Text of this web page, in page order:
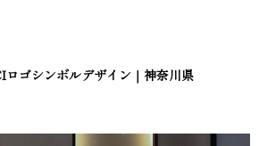
ゴシンボルデザイン｜神奈川県